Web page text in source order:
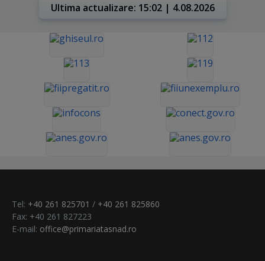
Ultima actualizare: 15:02 | 4.08.2026
Tel: +40 261 825701 / +40 261 825860
Fax: +40 261 827223
E-mail: office@primariatasnad.ro